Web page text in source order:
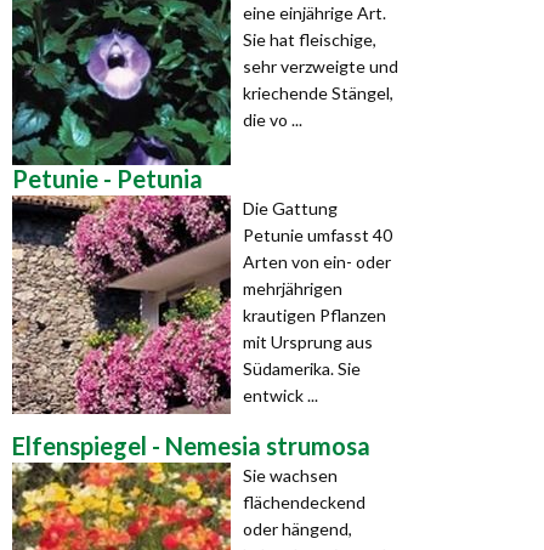
eine einjährige Art.
Sie hat fleischige,
sehr verzweigte und
kriechende Stängel,
die vo ...
Petunie - Petunia
Die Gattung
Petunie umfasst 40
Arten von ein- oder
mehrjährigen
krautigen Pflanzen
mit Ursprung aus
Südamerika. Sie
entwick ...
Elfenspiegel - Nemesia strumosa
Sie wachsen
flächendeckend
oder hängend,